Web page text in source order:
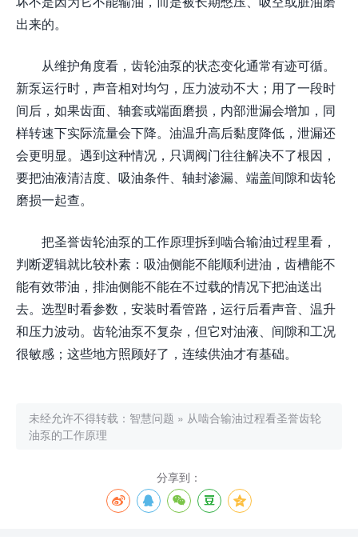
出来的。
从维护角度看，齿轮油泵的状态变化通常有迹可循。
新泵运行时，声音相对均匀，压力波动不大；用了一段时
间后，如果齿面、轴套或端面磨损，内部泄漏会增加，同
样转速下实际流量会下降。油温升高后黏度降低，泄漏还
会更明显。遇到这种情况，只调阀门往往解决不了根因，
要把油液清洁度、吸油条件、轴封渗漏、端盖间隙和齿轮
磨损一起查。
把圣誉齿轮油泵的工作原理拆到啮合输油过程里看，
判断逻辑就比较朴素：吸油侧能不能顺利进油，齿槽能不
能有效带油，排油侧能不能在不过载的情况下把油送出
去。选型时看参数，安装时看管路，运行后看声音、温升
和压力波动。齿轮油泵不复杂，但它对油液、间隙和工况
很敏感；这些地方照顾好了，连续供油才有基础。
未经允许不得转载： 智慧问题 » 从啮合输油过程看圣誉齿轮
油泵的工作原理
分享到：